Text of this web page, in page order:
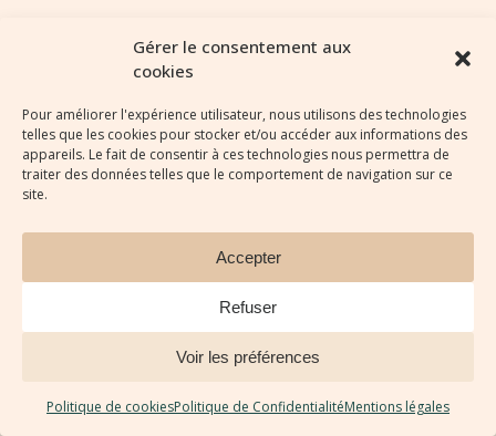
Gérer le consentement aux
cookies
Pour améliorer l'expérience utilisateur, nous utilisons des technologies
telles que les cookies pour stocker et/ou accéder aux informations des
appareils. Le fait de consentir à ces technologies nous permettra de
traiter des données telles que le comportement de navigation sur ce
site.
Accepter
Refuser
Voir les préférences
Politique de cookiesPolitique de ConfidentialitéMentions légales
INFORMATION LÉGALES
Mentions légales
L'astucerie de l'écurie © Tous droits réservés 2026
©️ Textes et images sont la propriété de l'Astucerie de
l'écurie et soumis à droits d'auteur.